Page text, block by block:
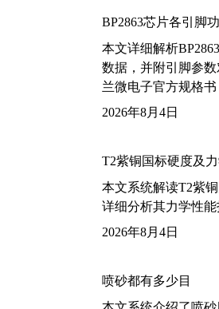
BP2863芯片各引脚
本文详细解析
数据，并附引脚参
兰微电子官方规格书
2026年8月4日
T2紫铜国标硬度及
本文系统解读T2紫
详细分析其力学性
2026年8月4日
喷砂都有多少目